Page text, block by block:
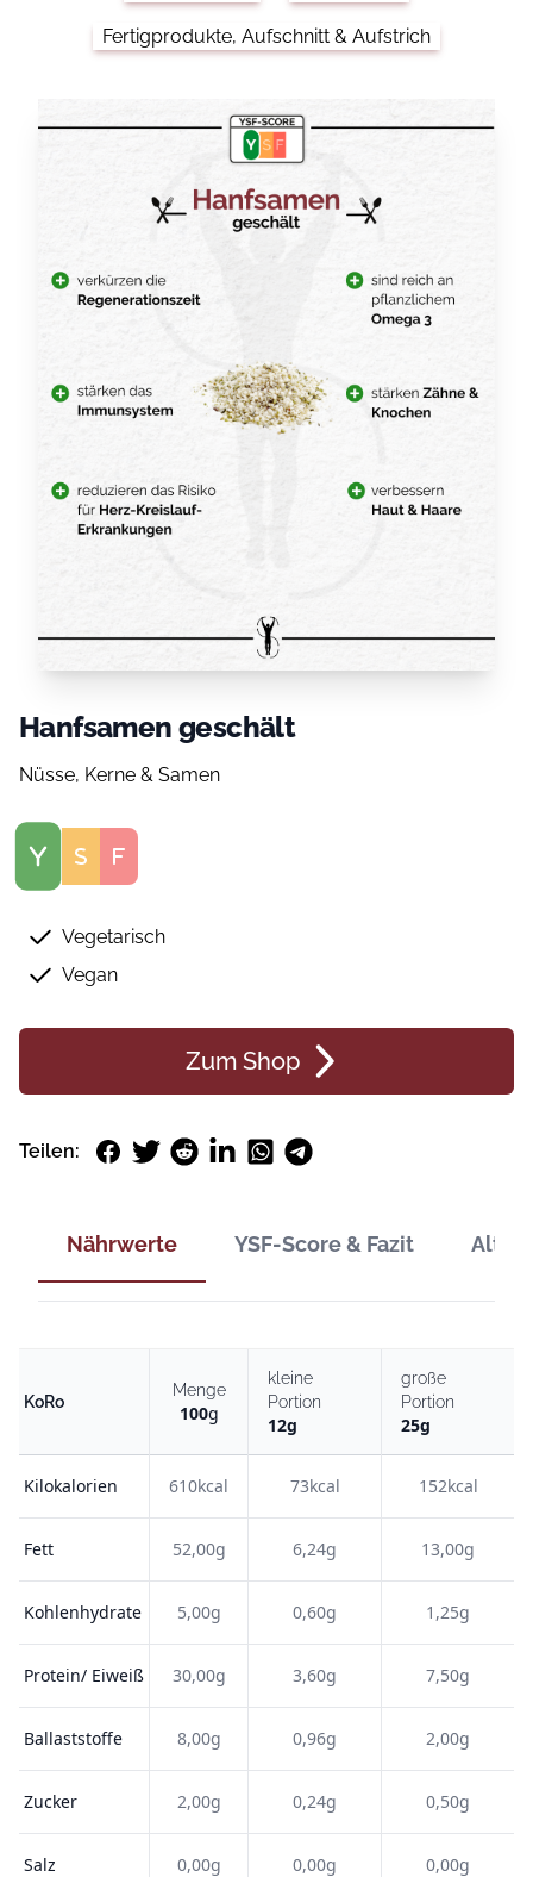
Fertigprodukte, Aufschnitt & Aufstrich
Hanfsamen geschält
Nüsse, Kerne & Samen
Score
Vegetarisch
Vegan
Zum Shop
Teilen: Facebook
TwitterRedditLinkedInWhatsApp
Telegram
Nährwerte YSF-Score & Fazit
KoRo
Menge
100g
kleine
Portion
12g
große
Portion
25g
Kilokalorien 610kcal 73kcal 152kcal
Fett 52,00g 6,24g 13,00g
Kohlenhydrate 5,00g 0,60g 1,25g
Protein/ Eiweiß 30,00g 3,60g 7,50g
Ballaststoffe 8,00g 0,96g 2,00g
Zucker 2,00g 0,24g 0,50g
Salz 0,00g 0,00g 0,00g